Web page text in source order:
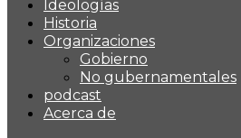
Ideologías
Historia
Organizaciones
Gobierno
No gubernamentales
podcast
Acerca de